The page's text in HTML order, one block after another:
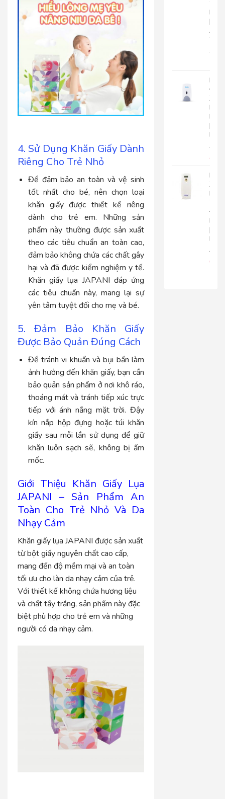
4. Sử Dụng Khăn Giấy Dành
Riêng Cho Trẻ Nhỏ
Để đảm bảo an toàn và vệ sinh
tốt nhất cho bé, nên chọn loại
khăn giấy được thiết kế riêng
dành cho trẻ em. Những sản
phẩm này thường được sản xuất
theo các tiêu chuẩn an toàn cao,
đảm bảo không chứa các chất gây
hại và đã được kiểm nghiệm y tế.
Khăn giấy lụa JAPANI đáp ứng
các tiêu chuẩn này, mang lại sự
yên tâm tuyệt đối cho mẹ và bé.
5. Đảm Bảo Khăn Giấy
Được Bảo Quản Đúng Cách
Để tránh vi khuẩn và bụi bẩn làm
ảnh hưởng đến khăn giấy, bạn cần
bảo quản sản phẩm ở nơi khô ráo,
thoáng mát và tránh tiếp xúc trực
tiếp với ánh nắng mặt trời. Đậy
kín nắp hộp đựng hoặc túi khăn
giấy sau mỗi lần sử dụng để giữ
khăn luôn sạch sẽ, không bị ẩm
mốc.
Giới Thiệu Khăn Giấy Lụa
JAPANI – Sản Phẩm An
Toàn Cho Trẻ Nhỏ Và Da
Nhạy Cảm
Khăn giấy lụa JAPANI được sản xuất
từ bột giấy nguyên chất cao cấp,
mang đến độ mềm mại và an toàn
tối ưu cho làn da nhạy cảm của trẻ.
Với thiết kế không chứa hương liệu
và chất tẩy trắng, sản phẩm này đặc
biệt phù hợp cho trẻ em và những
người có da nhạy cảm.
2
Lớp
|
2
Bình
Xà
|
RT800
Máy
Xịt
Tự
|
RT816